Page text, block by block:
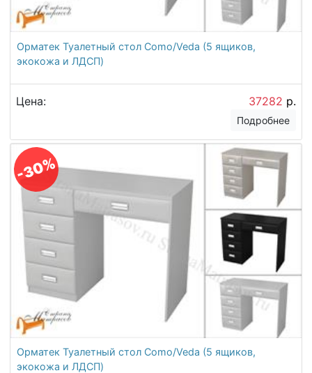
Орматек Туалетный стол Como/Veda (5 ящиков,
экокожа и ЛДСП)
Цена: 37282 р.
Подробнее
-30%
Орматек Туалетный стол Como/Veda (5 ящиков,
экокожа и ЛДСП)